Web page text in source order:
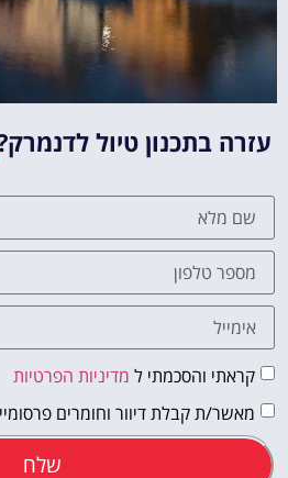
עזרה בתכנון טיול
קראתי והסכמתי ל מדיניות הפרטיות
מאשר/ת קבלת דיוור וחומרים
שלח